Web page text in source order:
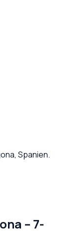
, Spanien.
– 7-